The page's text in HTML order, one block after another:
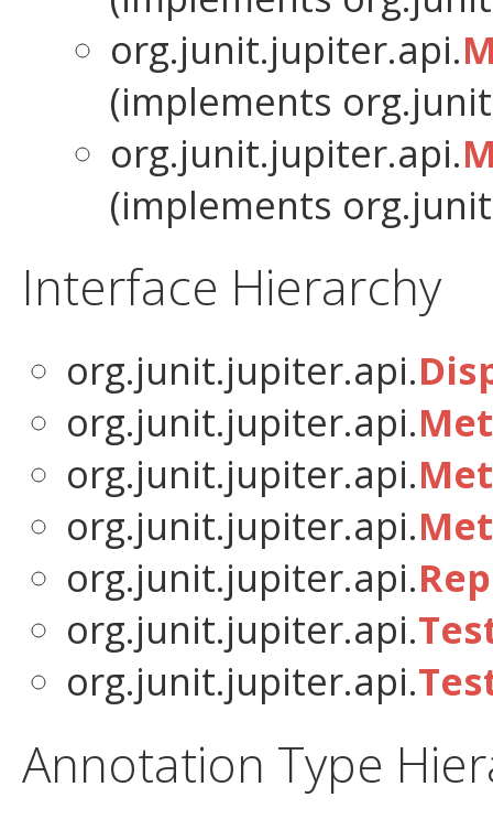
org.junit.jupiter.api.
(implements
org.junit.jupiter.api.
(implements
Interface Hierarchy
org.junit.jupiter.api.
org.junit.jupiter.api.
org.junit.jupiter.api.
org.junit.jupiter.api.
org.junit.jupiter.api.
org.junit.jupiter.api.
org.junit.jupiter.api.
Annotation Type